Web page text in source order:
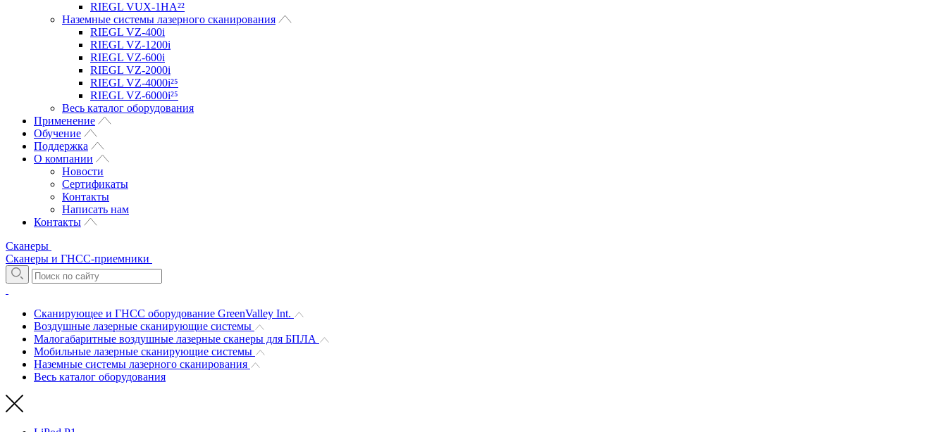
RIEGL VUX-1HA²²
Наземные системы лазерного сканирования
RIEGL VZ-400i
RIEGL VZ-1200i
RIEGL VZ-600i
RIEGL VZ-2000i
RIEGL VZ-4000i²⁵
RIEGL VZ-6000i²⁵
Весь каталог оборудования
Применение
Обучение
Поддержка
О компании
Новости
Сертификаты
Контакты
Написать нам
Контакты
Сканеры
Сканеры и ГНСС-приемники
Сканирующее и ГНСС оборудование GreenValley Int.
Воздушные лазерные сканирующие системы
Малогабаритные воздушные лазерные сканеры для БПЛА
Мобильные лазерные сканирующие системы
Наземные системы лазерного сканирования
Весь каталог оборудования